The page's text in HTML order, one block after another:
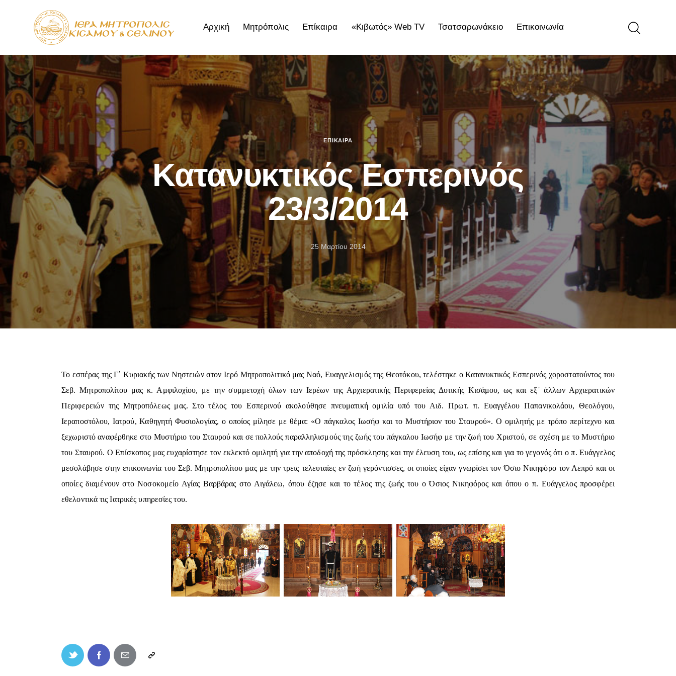
Αρχική Μητρόπολις Επίκαιρα «Κιβωτός» Web TV Τσατσαρωνάκειο Επικοινωνία
Αρχική Μητρόπολις Επίκαιρα «Κιβωτός» Web TV Τσατσαρωνάκειο Επικοινωνία
ΕΠΊΚΑΙΡΑ
Κατανυκτικός Εσπερινός
23/3/2014
25 Μαρτίου 2014
Το εσπέρας της Γ΄ Κυριακής των Νηστειών στον Ιερό Μητροπολιτικό μας Ναό, Ευαγγελισμός της Θεοτόκου, τελέστηκε ο Κατανυκτικός Εσπερινός χοροστατούντος του
Σεβ. Μητροπολίτου μας κ. Αμφιλοχίου, με την συμμετοχή όλων των Ιερέων της Αρχιερατικής Περιφερείας Δυτικής Κισάμου, ως και εξ΄ άλλων Αρχιερατικών
Περιφερειών της Μητροπόλεως μας. Στο τέλος του Εσπερινού ακολούθησε πνευματική ομιλία υπό του Αιδ. Πρωτ. π. Ευαγγέλου Παπανικολάου, Θεολόγου,
Ιεραποστόλου, Ιατρού, Καθηγητή Φυσιολογίας, ο οποίος μίλησε με θέμα: «Ο πάγκαλος Ιωσήφ και το Μυστήριον του Σταυρού». Ο ομιλητής με τρόπο περίτεχνο και
ξεχωριστό αναφέρθηκε στο Μυστήριο του Σταυρού και σε πολλούς παραλληλισμούς της ζωής του πάγκαλου Ιωσήφ με την ζωή του Χριστού, σε σχέση με το Μυστήριο
του Σταυρού. Ο Επίσκοπος μας ευχαρίστησε τον εκλεκτό ομιλητή για την αποδοχή της πρόσκλησης και την έλευση του, ως επίσης και για το γεγονός ότι ο π. Ευάγγελος
μεσολάβησε στην επικοινωνία του Σεβ. Μητροπολίτου μας με την τρεις τελευταίες εν ζωή γερόντισσες, οι οποίες είχαν γνωρίσει τον Όσιο Νικηφόρο τον Λεπρό και οι
οποίες διαμένουν στο Νοσοκομείο Αγίας Βαρβάρας στο Αιγάλεω, όπου έζησε και το τέλος της ζωής του ο Όσιος Νικηφόρος και όπου ο π. Ευάγγελος προσφέρει
εθελοντικά τις Ιατρικές υπηρεσίες του.